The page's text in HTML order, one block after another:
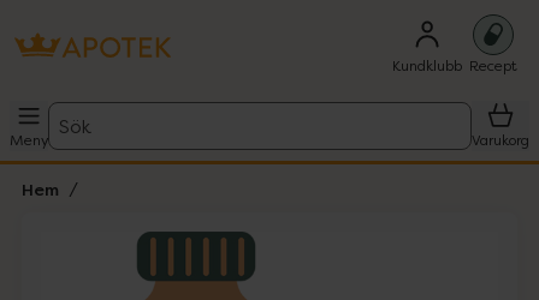
Kundklubb Recept
Meny
Sök
Varukorg
Hem
Lista: . Innehåller 1 objekt.